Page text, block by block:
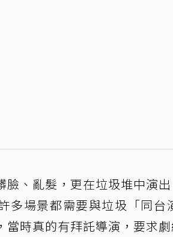
臉、亂髮，更在垃圾堆中演
多場景都需要與垃圾「同
當時真的有拜託導演，要求